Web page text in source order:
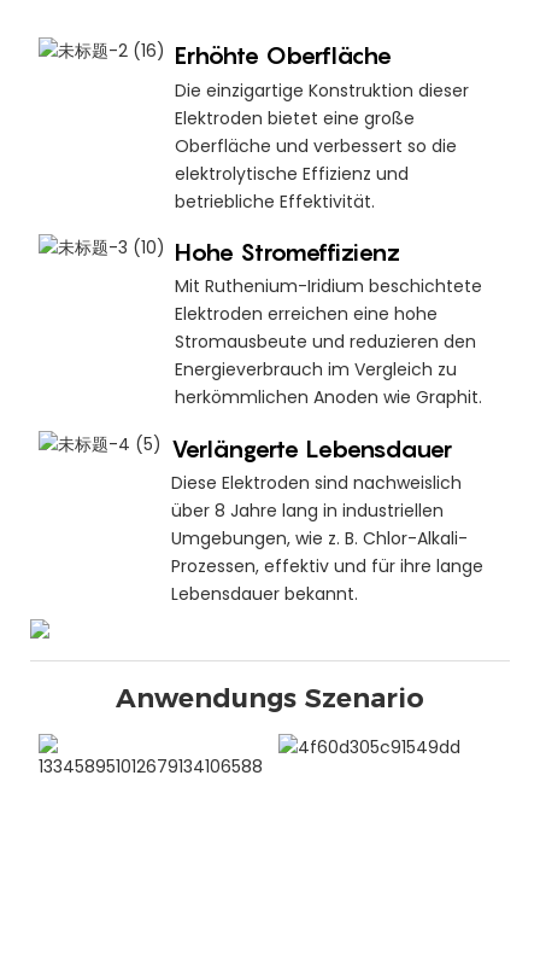
Erhöhte Oberfläche
Die einzigartige Konstruktion dieser
Elektroden bietet eine große
Oberfläche und verbessert so die
elektrolytische Effizienz und
betriebliche Effektivität.
Hohe Stromeffizienz
Mit Ruthenium-Iridium beschichtete
Elektroden erreichen eine hohe
Stromausbeute und reduzieren den
Energieverbrauch im Vergleich zu
herkömmlichen Anoden wie Graphit.
Verlängerte Lebensdauer
Diese Elektroden sind nachweislich
über 8 Jahre lang in industriellen
Umgebungen, wie z. B. Chlor-Alkali-
Prozessen, effektiv und für ihre lange
Lebensdauer bekannt.
Anwendungs Szenario